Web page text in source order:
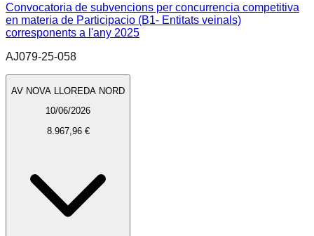
Convocatoria de subvencions per concurrencia competitiva
en materia de Participacio (B1- Entitats veinals)
corresponents a l'any 2025
AJ079-25-058
AV NOVA LLOREDA NORD
10/06/2026
8.967,96 €